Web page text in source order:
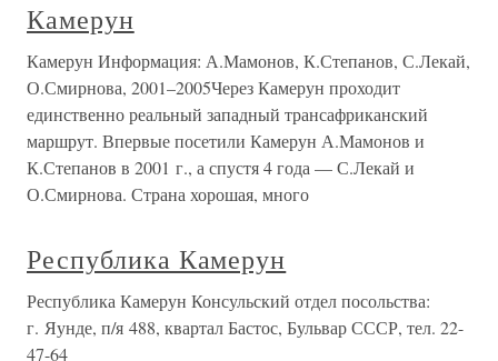
Камерун
Камерун Информация: А.Мамонов, К.Степанов, С.Лекай,
О.Смирнова, 2001–2005Через Камерун проходит
единственно реальный западный трансафриканский
маршрут. Впервые посетили Камерун А.Мамонов и
К.Степанов в 2001 г., а спустя 4 года — С.Лекай и
О.Смирнова. Страна хорошая, много
Республика Камерун
Республика Камерун Консульский отдел посольства:
г. Яунде, п/я 488, квартал Бастос, Бульвар СССР, тел. 22-
47-64